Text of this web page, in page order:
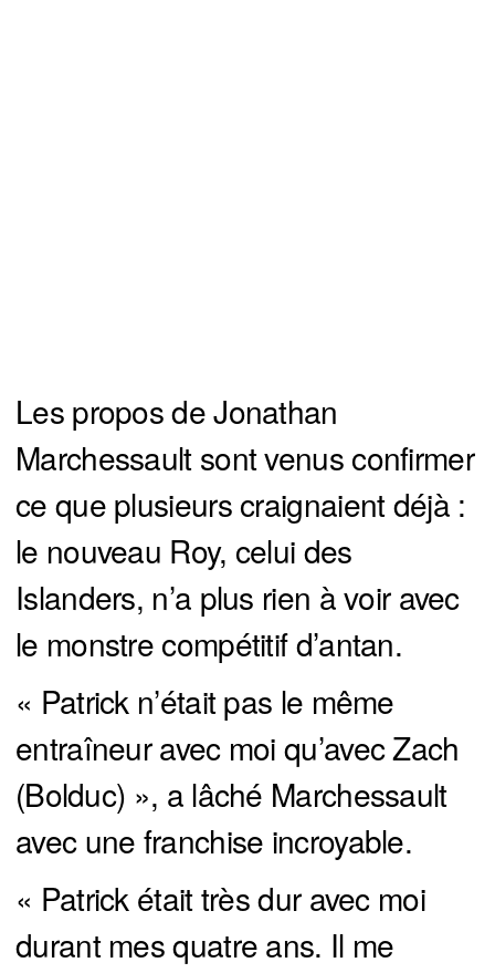
Les propos de Jonathan
Marchessault sont venus confirmer
ce que plusieurs craignaient déjà :
le nouveau Roy, celui des
Islanders, n’a plus rien à voir avec
le monstre compétitif d’antan.
« Patrick n’était pas le même
entraîneur avec moi qu’avec Zach
(Bolduc) », a lâché Marchessault
avec une franchise incroyable.
« Patrick était très dur avec moi
durant mes quatre ans. Il me